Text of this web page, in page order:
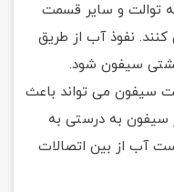
توالت و سایر قسمت
نفوذ آب از طریق
سیفون شود.
سیفون می تواند باعث
سیفون به درستی به
آب از بین اتصالات